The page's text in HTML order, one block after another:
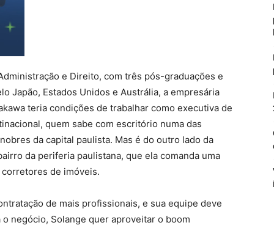
e Direito, com três pós-graduações e
Japão, Estados Unidos e Austrália, a empresária
teria condições de trabalhar como executiva de
quem sabe com escritório numa das
da capital paulista. Mas é do outro lado da
da periferia paulistana, que ela comanda uma
de imóveis.
de mais profissionais, e sua equipe deve
negócio, Solange quer aproveitar o boom